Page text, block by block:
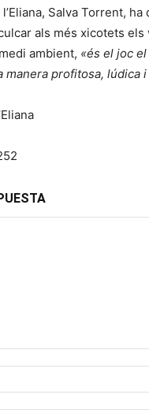
Salva Torrent, ha
als més xicotets els
ambient, «és el joc
manera profitosa, lúdica